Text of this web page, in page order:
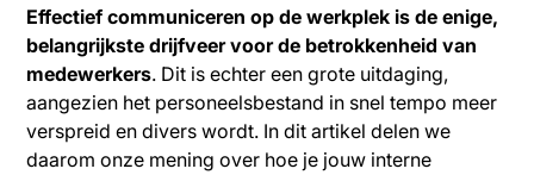
Effectief communiceren op de werkplek is de enige,
belangrijkste drijfveer voor de betrokkenheid van
medewerkers. Dit is echter een grote uitdaging,
aangezien het personeelsbestand in snel tempo meer
verspreid en divers wordt. In dit artikel delen we
daarom onze mening over hoe je jouw interne